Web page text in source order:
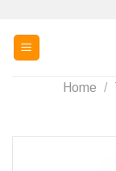
content
Home /